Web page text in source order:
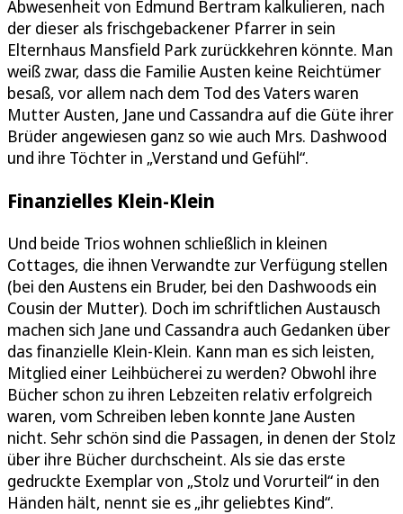
Abwesenheit von Edmund Bertram kalkulieren, nach
der dieser als frischgebackener Pfarrer in sein
Elternhaus Mansfield Park zurückkehren könnte. Man
weiß zwar, dass die Familie Austen keine Reichtümer
besaß, vor allem nach dem Tod des Vaters waren
Mutter Austen, Jane und Cassandra auf die Güte ihrer
Brüder angewiesen ganz so wie auch Mrs. Dashwood
und ihre Töchter in „Verstand und Gefühl“.
Finanzielles Klein-Klein
Und beide Trios wohnen schließlich in kleinen
Cottages, die ihnen Verwandte zur Verfügung stellen
(bei den Austens ein Bruder, bei den Dashwoods ein
Cousin der Mutter). Doch im schriftlichen Austausch
machen sich Jane und Cassandra auch Gedanken über
das finanzielle Klein-Klein. Kann man es sich leisten,
Mitglied einer Leihbücherei zu werden? Obwohl ihre
Bücher schon zu ihren Lebzeiten relativ erfolgreich
waren, vom Schreiben leben konnte Jane Austen
nicht. Sehr schön sind die Passagen, in denen der Stolz
über ihre Bücher durchscheint. Als sie das erste
gedruckte Exemplar von „Stolz und Vorurteil“ in den
Händen hält, nennt sie es „ihr geliebtes Kind“.